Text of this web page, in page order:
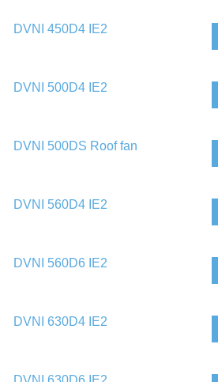
DVNI 450D4 IE2
DVNI 500D4 IE2
DVNI 500DS Roof fan
DVNI 560D4 IE2
DVNI 560D6 IE2
DVNI 630D4 IE2